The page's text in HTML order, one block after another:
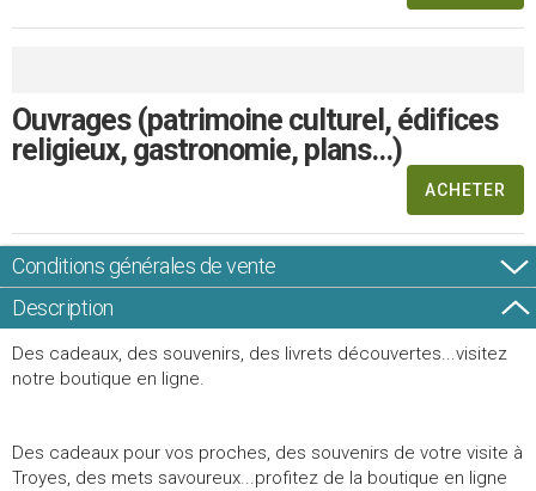
Ouvrages (patrimoine culturel, édifices
religieux, gastronomie, plans...)
ACHETER
Conditions générales de vente
Description
Des cadeaux, des souvenirs, des livrets découvertes...visitez
notre boutique en ligne.
Des cadeaux pour vos proches, des souvenirs de votre visite à
Troyes, des mets savoureux...profitez de la boutique en ligne